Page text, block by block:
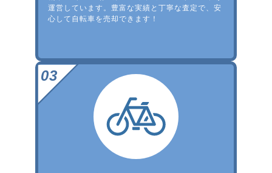
運営しています。豊富な実績と丁寧な査定で、安
心して自転車を売却できます！